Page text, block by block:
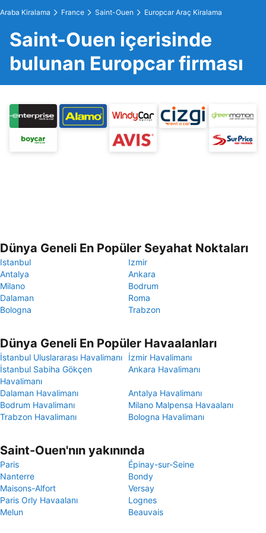
Araba Kiralama France Saint-Ouen Europcar Araç Kiralama
Saint-Ouen içerisinde
bulunan Europcar firması
Dünya Geneli En Popüler Seyahat Noktaları
Istanbul
Izmir
Antalya
Ankara
Milano
Bodrum
Dalaman
Roma
Bologna
Trabzon
Dünya Geneli En Popüler Havaalanları
İstanbul Uluslararası Havalimanı
İzmir Havalimanı
İstanbul Sabiha Gökçen
Havalimanı
Ankara Havalimanı
Dalaman Havalimanı
Antalya Havalimanı
Bodrum Havalimanı
Milano Malpensa Havaalanı
Trabzon Havalimanı
Bologna Havalimanı
Saint-Ouen'nın yakınında
Paris
Épinay-sur-Seine
Nanterre
Bondy
Maisons-Alfort
Versay
Paris Orly Havaalanı
Lognes
Melun
Beauvais